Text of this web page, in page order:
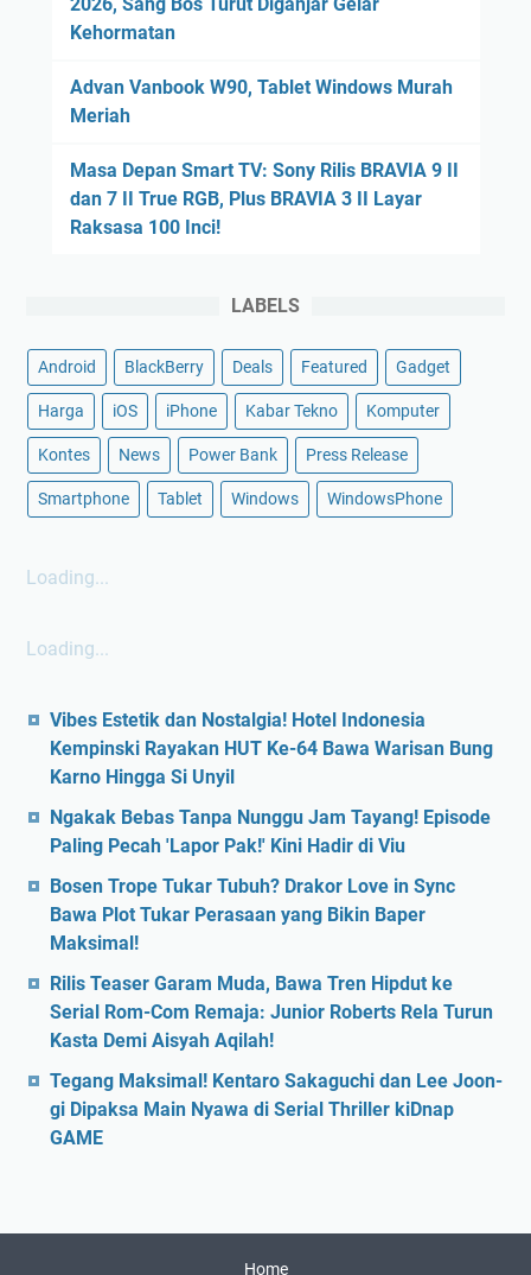
Kehormatan
Advan Vanbook W90, Tablet Windows Murah
Meriah
Masa Depan Smart TV: Sony Rilis BRAVIA 9 II
dan 7 II True RGB, Plus BRAVIA 3 II Layar
Raksasa 100 Inci!
LABELS
Android BlackBerry Deals Featured Gadget
Harga iOS iPhone Kabar Tekno Komputer
Kontes News Power Bank Press Release
Smartphone Tablet Windows WindowsPhone
Loading...
Loading...
Vibes Estetik dan Nostalgia! Hotel Indonesia
Kempinski Rayakan HUT Ke-64 Bawa Warisan Bung
Karno Hingga Si Unyil
Ngakak Bebas Tanpa Nunggu Jam Tayang! Episode
Paling Pecah 'Lapor Pak!' Kini Hadir di Viu
Bosen Trope Tukar Tubuh? Drakor Love in Sync
Bawa Plot Tukar Perasaan yang Bikin Baper
Maksimal!
Rilis Teaser Garam Muda, Bawa Tren Hipdut ke
Serial Rom-Com Remaja: Junior Roberts Rela Turun
Kasta Demi Aisyah Aqilah!
Tegang Maksimal! Kentaro Sakaguchi dan Lee Joon-
gi Dipaksa Main Nyawa di Serial Thriller kiDnap
GAME
Home